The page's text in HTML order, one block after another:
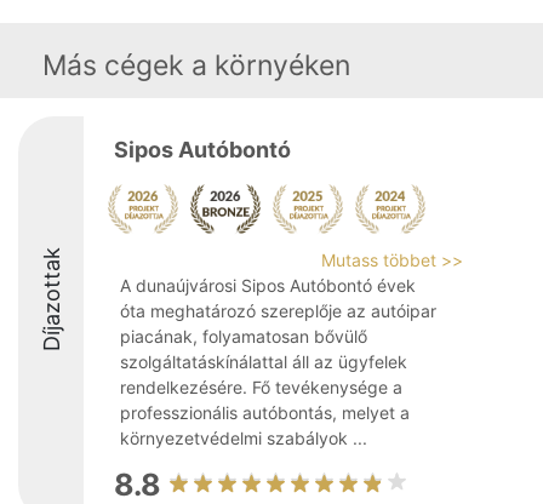
Más cégek a környéken
Díjazottak
Sipos Autóbontó
Mutass többet >>
A dunaújvárosi Sipos Autóbontó évek
óta meghatározó szereplője az autóipar
piacának, folyamatosan bővülő
szolgáltatáskínálattal áll az ügyfelek
rendelkezésére. Fő tevékenysége a
professzionális autóbontás, melyet a
környezetvédelmi szabályok ...
8.8